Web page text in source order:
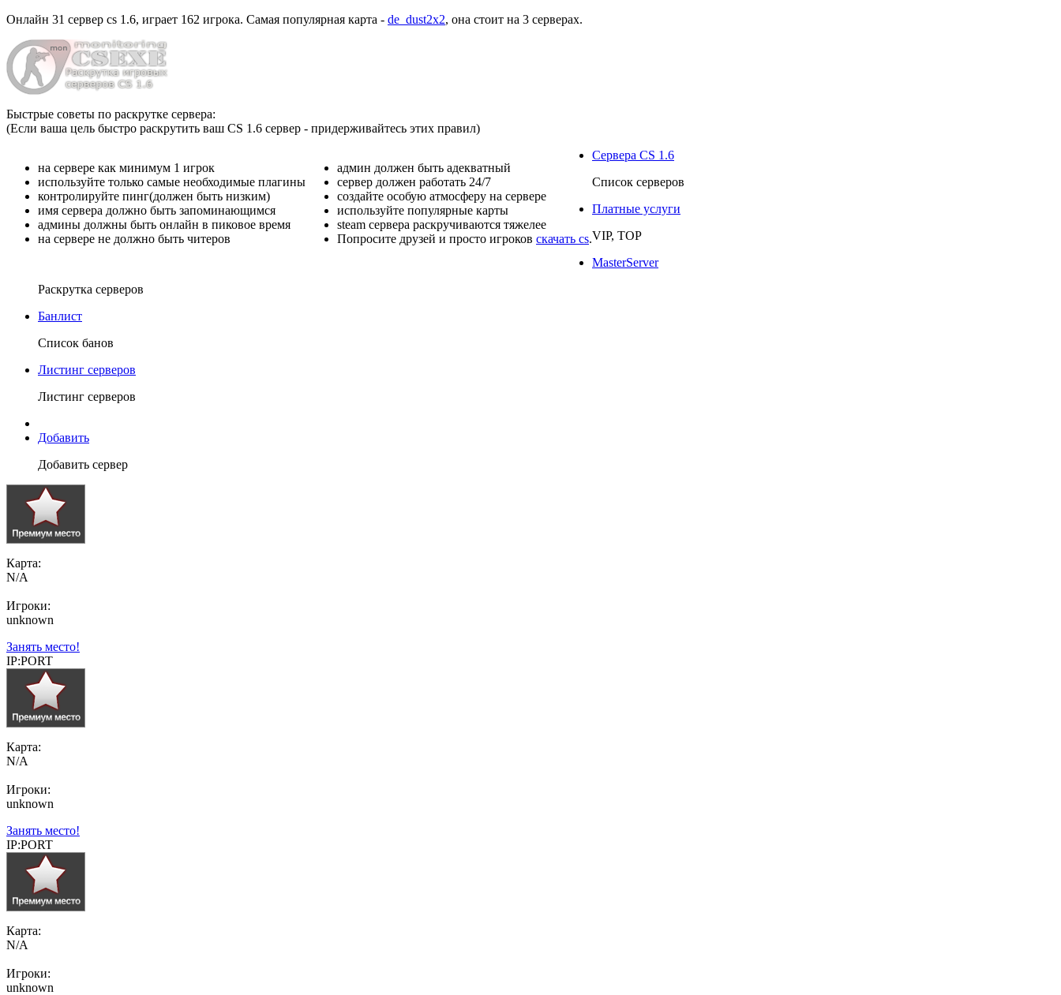
Онлайн 31 сервер cs 1.6, играет 162 игрока. Самая популярная карта - de_dust2x2, она стоит на 3 серверах.
Быстрые советы по раскрутке сервера:
(Если ваша цель быстро раскрутить ваш CS 1.6 сервер - придерживайтесь этих правил)
на сервере как минимум 1 игрок
используйте только самые необходимые плагины
контролируйте пинг(должен быть низким)
имя сервера должно быть запоминающимся
админы должны быть онлайн в пиковое время
на сервере не должно быть читеров
админ должен быть адекватный
сервер должен работать 24/7
создайте особую атмосферу на сервере
используйте популярные карты
steam сервера раскручиваются тяжелее
Попросите друзей и просто игроков скачать cs.
Сервера CS 1.6
Список серверов
Платные услуги
VIP, TOP
MasterServer
Раскрутка серверов
Банлист
Список банов
Листинг серверов
Листинг серверов
Добавить
Добавить сервер
Карта:
N/A
Игроки:
unknown
Занять место!
IP:PORT
Карта:
N/A
Игроки:
unknown
Занять место!
IP:PORT
Карта:
N/A
Игроки:
unknown